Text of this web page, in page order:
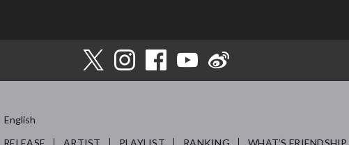
English
RELEASE ARTIST PLAYLIST RANKING WHAT’S FRIENDSHIP.